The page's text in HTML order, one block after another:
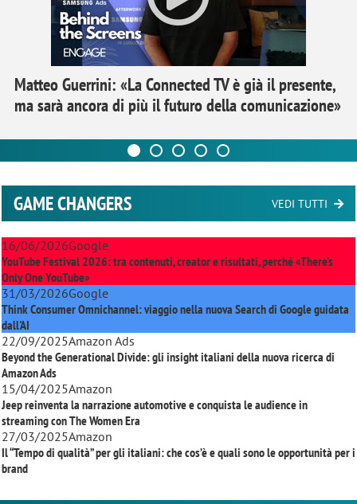
Matteo Guerrini: «La Connected TV è già il presente,
ma sarà ancora di più il futuro della comunicazione»
GAME CHANGERS VEDI TUTTI
16/06/2026Google
YouTube Festival 2026: tra contenuti, creator e risultati, perché «There’s
Only One YouTube»
31/03/2026Google
Think Consumer Omnichannel: viaggio nella nuova Search di Google guidata
dall'AI
22/09/2025Amazon Ads
Beyond the Generational Divide: gli insight italiani della nuova ricerca di
Amazon Ads
15/04/2025Amazon
Jeep reinventa la narrazione automotive e conquista le audience in
streaming conThe Women Era
27/03/2025Amazon
Il “Tempo di qualità” per gli italiani: che cos’è e quali sono le opportunità per i
brand